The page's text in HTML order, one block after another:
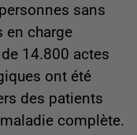
sans
en charge
14.800 actes
ont été
des patients
complète.